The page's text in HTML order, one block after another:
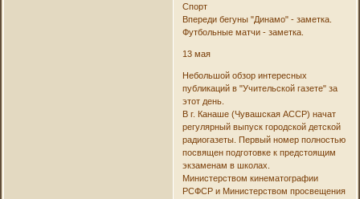
Спорт
Впереди бегуны "Динамо" - заметка.
Футбольные матчи - заметка.
13 мая
Небольшой обзор интересных
публикаций в "Учительской газете" за
этот день.
В г. Канаше (Чувашская АССР) начат
регулярный выпуск городской детской
радиогазеты. Первый номер полностью
посвящен подготовке к предстоящим
экзаменам в школах.
Министерством кинематографии
РСФСР и Министерством просвещения